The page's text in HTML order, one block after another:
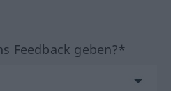
Feedback geben?*